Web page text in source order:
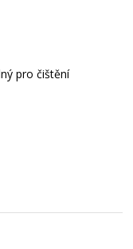
pro čištění